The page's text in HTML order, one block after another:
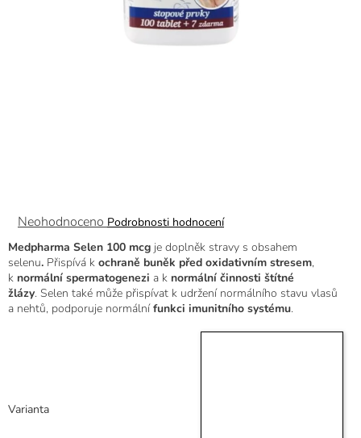
Průměrné
produktu
je
0,0
z
5
Neohodnoceno Podrobnosti hodnocení
Varianta
Medpharma Selen 100 mcg je doplněk stravy s obsahem
selenu. Přispívá k ochraně buněk před oxidativním stresem,
k normální spermatogenezi a k normální činnosti štítné
žlázy. Selen také může přispívat k udržení normálního stavu vlasů
a nehtů, podporuje normálnífunkci imunitního systému.